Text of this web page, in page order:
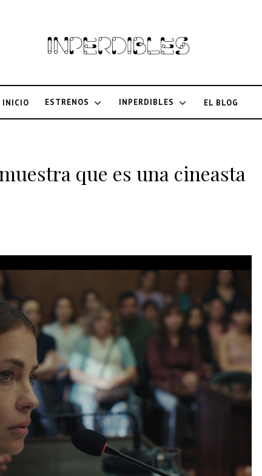
INICIO ESTRENOS INPERDIBLES EL BLOG
que es una cineasta